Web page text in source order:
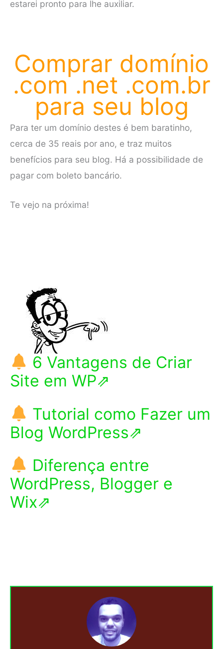
estarei pronto para lhe auxiliar.
Comprar domínio
.com .net .com.br
para seu blog
Para ter um domínio destes é bem baratinho,
cerca de 35 reais por ano, e traz muitos
benefícios para seu blog. Há a possibilidade de
pagar com boleto bancário.
Te vejo na próxima!
6 Vantagens de Criar
Site em WP⇗
Tutorial como Fazer um
Blog WordPress⇗
Diferença entre
WordPress, Blogger e
Wix⇗